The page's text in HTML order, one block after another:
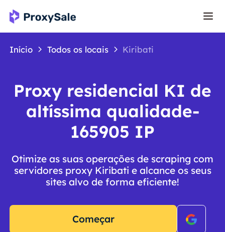
Início Todos os locais Kiribati
Proxy residencial KI de
altíssima qualidade-
165905 IP
Otimize as suas operações de scraping com
servidores proxy Kiribati e alcance os seus
sites alvo de forma eficiente!
Começar